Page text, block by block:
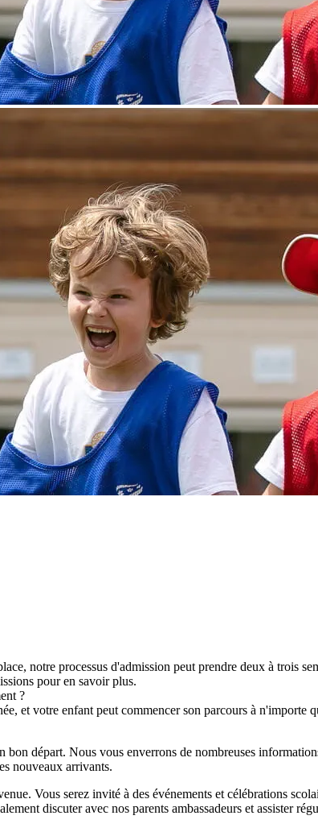
notre processus d'admission peut prendre deux à trois
pour en savoir plus.
?
et votre enfant peut commencer son parcours à n'importe
départ. Nous vous enverrons de nombreuses
nouveaux arrivants.
Vous serez invité à des événements et célébrations
discuter avec nos parents ambassadeurs et assister